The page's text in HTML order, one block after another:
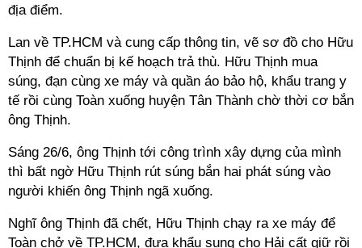
địa điểm.
Lan về TP.HCM và cung cấp thông tin, vẽ sơ đồ cho Hữu
Thịnh để chuẩn bị kế hoạch trả thù. Hữu Thịnh mua
súng, đạn cùng xe máy và quần áo bảo hộ, khẩu trang y
tế rồi cùng Toàn xuống huyện Tân Thành chờ thời cơ bắn
ông Thịnh.
Sáng 26/6, ông Thịnh tới công trình xây dựng của mình
thì bất ngờ Hữu Thịnh rút súng bắn hai phát súng vào
người khiến ông Thịnh ngã xuống.
Nghĩ ông Thịnh đã chết, Hữu Thịnh chạy ra xe máy để
Toàn chở về TP.HCM, đưa khẩu sung cho Hải cất giữ rồi